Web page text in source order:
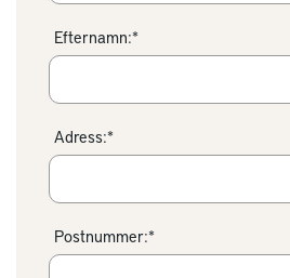
Efternamn:*
Adress:*
Postnummer:*